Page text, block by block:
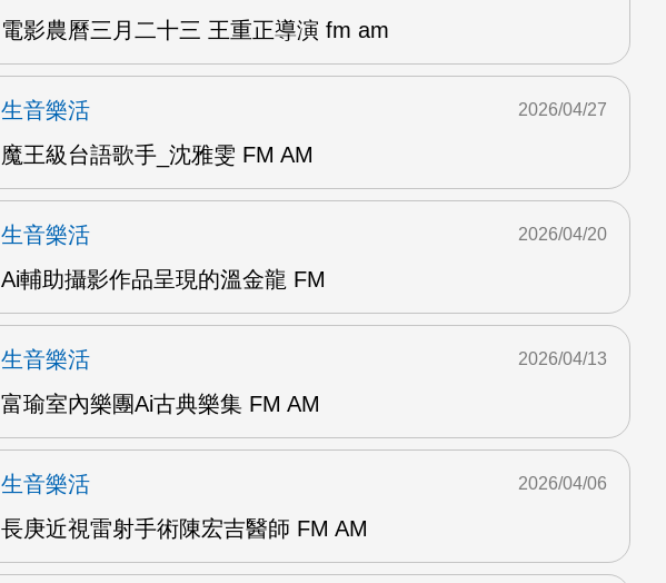
電影農曆三月二十三 王重正導演 fm am
生音樂活
魔王級台語歌手_沈雅雯 FM AM
2026/04/27
生音樂活
Ai輔助攝影作品呈現的溫金龍 FM
2026/04/20
生音樂活
富瑜室內樂團Ai古典樂集 FM AM
2026/04/13
生音樂活
長庚近視雷射手術陳宏吉醫師 FM AM
2026/04/06